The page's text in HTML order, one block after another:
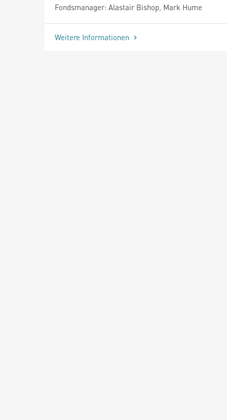
Fondsmanager: Alastair Bishop, Mark Hume
Weitere Informationen